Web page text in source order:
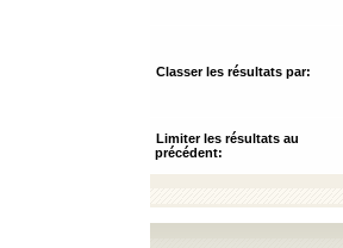
Classer les résultats par:
Limiter les résultats au
précédent: